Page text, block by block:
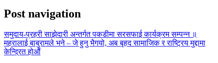
Post navigation
समुदाय-प्रहरी साझेदारी अन्तर्गत पकडीमा सरसफाई कार्यक्रम सम्पन्न ॥
महरालाई बाबुरामले भने – जे हुनु भैगयो, अब बृहद सामाजिक र राष्ट्रिय मुद्दामा
केन्द्रित होऔं